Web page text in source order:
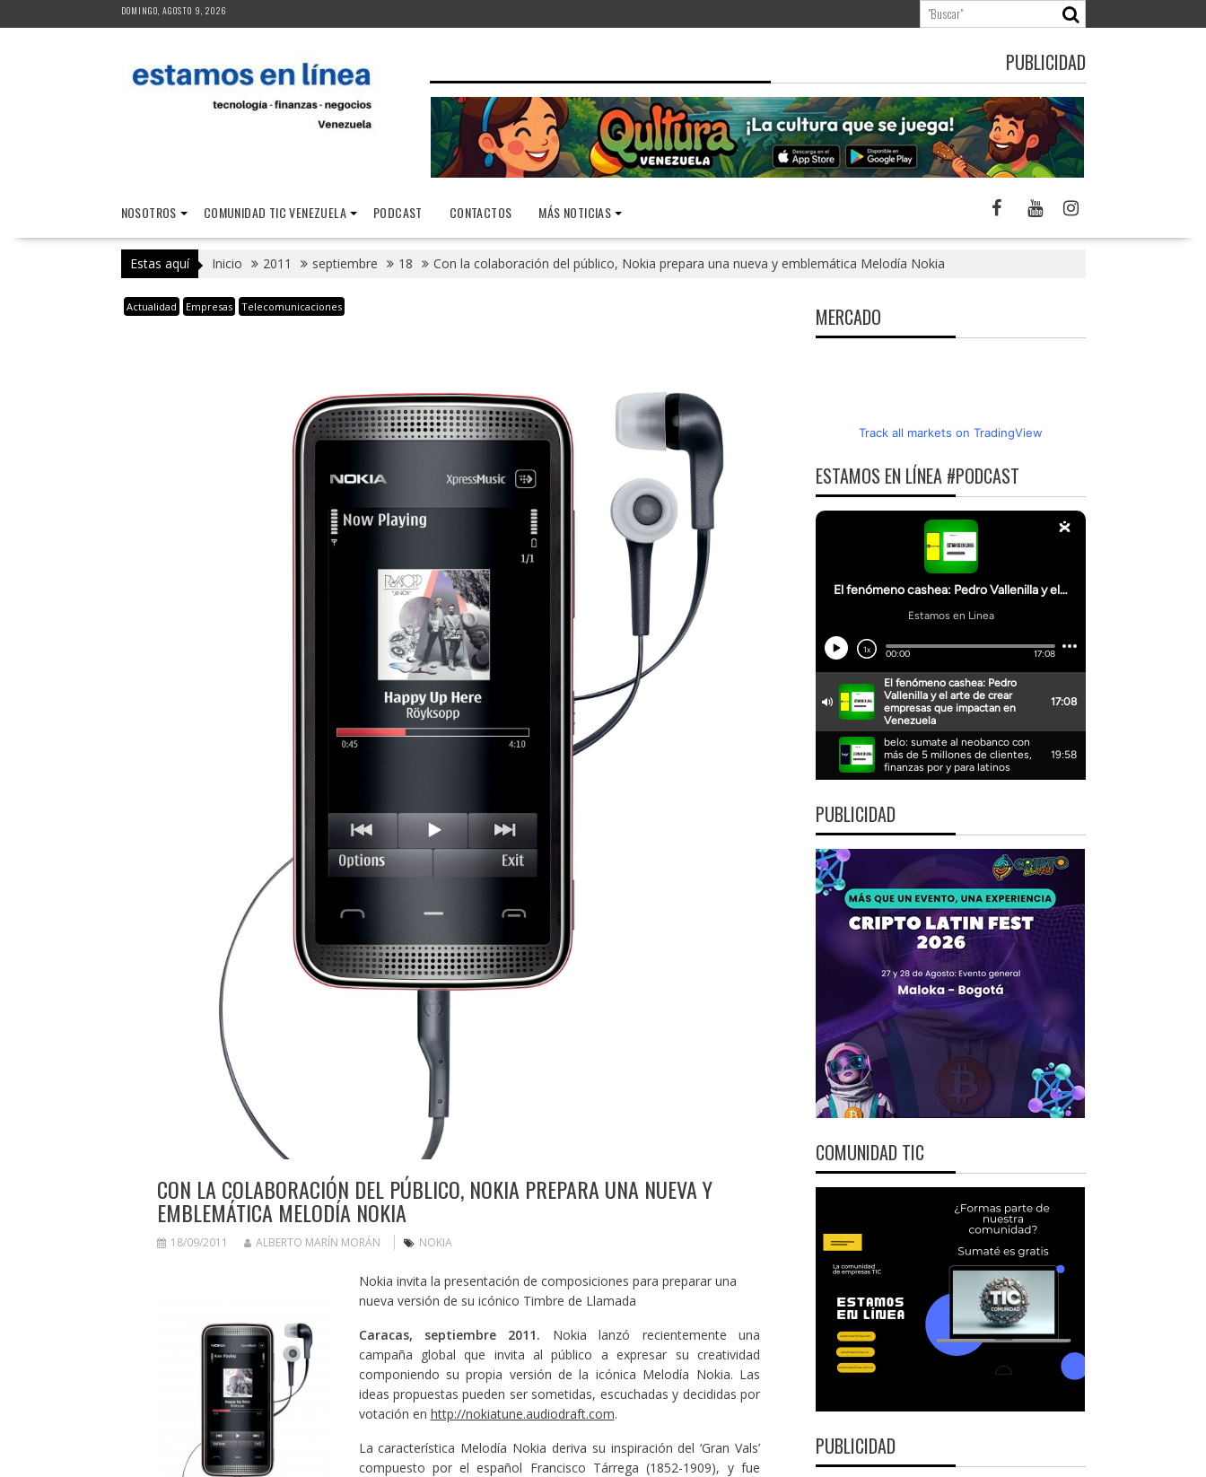
al
DOMINGO, AGOSTO 9, 2026
PUBLICIDAD
NOSOTROS COMUNIDAD TIC VENEZUELA PODCAST CONTACTOS MÁS NOTICIAS
Estas aquí Inicio 2011 septiembre 18 Con la colaboración del público, Nokia prepara una nueva y emblemática Melodía Nokia
Actualidad Empresas Telecomunicaciones
CON LA COLABORACIÓN DEL PÚBLICO, NOKIA PREPARA UNA NUEVA Y
EMBLEMÁTICA MELODÍA NOKIA
18/09/2011 ALBERTO MARÍN MORÁN NOKIA
Nokia invita la presentación de composiciones para preparar una
nueva versión de su icónico Timbre de Llamada
Caracas, septiembre 2011. Nokia lanzó recientemente una
campaña global que invita al público a expresar su creatividad
componiendo su propia versión de la icónica Melodía Nokia. Las
ideas propuestas pueden ser sometidas, escuchadas y decididas por
votación en http://nokiatune.audiodraft.com.
La característica Melodía Nokia deriva su inspiración del ‘Gran Vals’
compuesto por el español Francisco Tárrega (1852-1909), y fue
MERCADO
Track all markets on TradingView
ESTAMOS EN LÍNEA #PODCAST
PUBLICIDAD
COMUNIDAD TIC
PUBLICIDAD